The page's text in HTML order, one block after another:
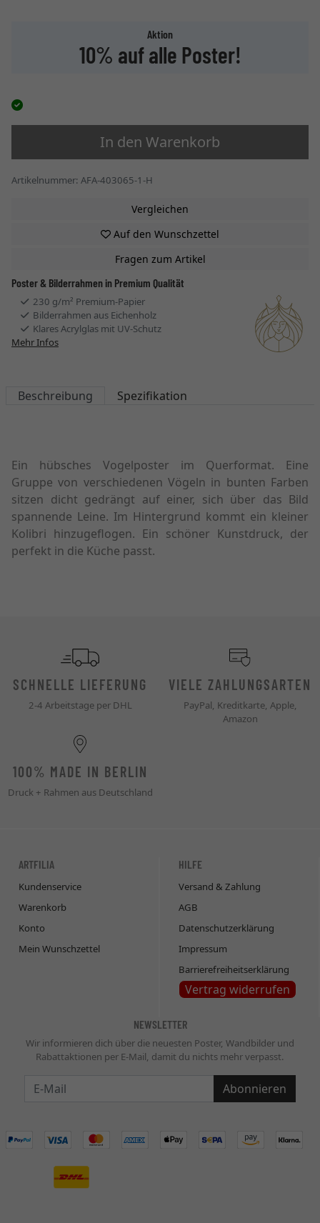
Aktion
10% auf alle Poster!
In den Warenkorb
Artikelnummer: AFA-403065-1-H
Vergleichen
Auf den Wunschzettel
Fragen zum Artikel
Poster & Bilderrahmen in Premium Qualität
230 g/m² Premium-Papier
Bilderrahmen aus Eichenholz
Klares Acrylglas mit UV-Schutz
Mehr Infos
Beschreibung Spezifikation
Ein hübsches Vogelposter im Querformat. Eine
Gruppe von verschiedenen Vögeln in bunten Farben
sitzen dicht gedrängt auf einer, sich über das Bild
spannende Leine. Im Hintergrund kommt ein kleiner
Kolibri hinzugeflogen. Ein schöner Kunstdruck, der
perfekt in die Küche passt.
SCHNELLE LIEFERUNG
2-4 Arbeitstage per DHL
VIELE ZAHLUNGSARTEN
PayPal, Kreditkarte, Apple,
Amazon
100% MADE IN BERLIN
Druck + Rahmen aus Deutschland
ARTFILIA
Kundenservice
Warenkorb
Konto
Mein Wunschzettel
HILFE
Versand & Zahlung
AGB
Datenschutzerklärung
Impressum
Barrierefreiheitserklärung
Vertrag widerrufen
NEWSLETTER
Wir informieren dich über die neuesten Poster, Wandbilder und
Rabattaktionen per E-Mail, damit du nichts mehr verpasst.
Abonnieren